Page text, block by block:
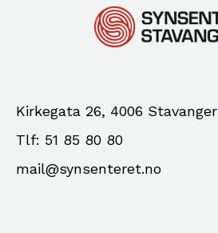
Kirkegata 26, 4006 Stavanger
Tlf: 51 85 80 80
mail@synsenteret.no